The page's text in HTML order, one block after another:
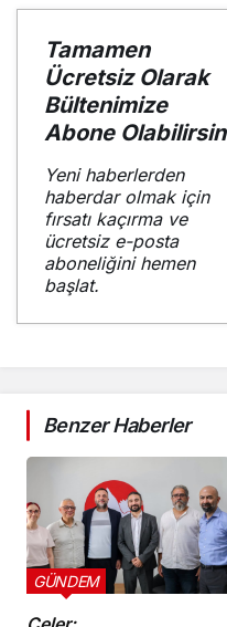
Tamamen
Ücretsiz Olarak
Bültenimize
Abone Olabilirsin
Yeni haberlerden
haberdar olmak için
fırsatı kaçırma ve
ücretsiz e-posta
aboneliğini hemen
başlat.
Benzer Haberler
GÜNDEM